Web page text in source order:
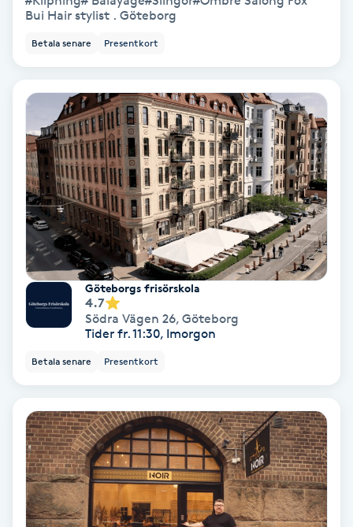
Regndroppsmassage
Reikihealing
Reiki massage
Restorative Yoga
Rosacea
Rosenmetoden
Ryggmassage
Senioryoga
Shiatsu
Singelfransar
Bui Hair stylist . Göteborg
Betala senare Presentkort
Göteborgs frisörskola
4.7
Södra Vägen 26, Göteborg
Tider fr. 11:30, Imorgon
Betala senare Presentkort